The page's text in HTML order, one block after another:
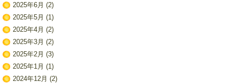
2025年6月 (2)
2025年5月 (1)
2025年4月 (2)
2025年3月 (2)
2025年2月 (3)
2025年1月 (1)
2024年12月 (2)